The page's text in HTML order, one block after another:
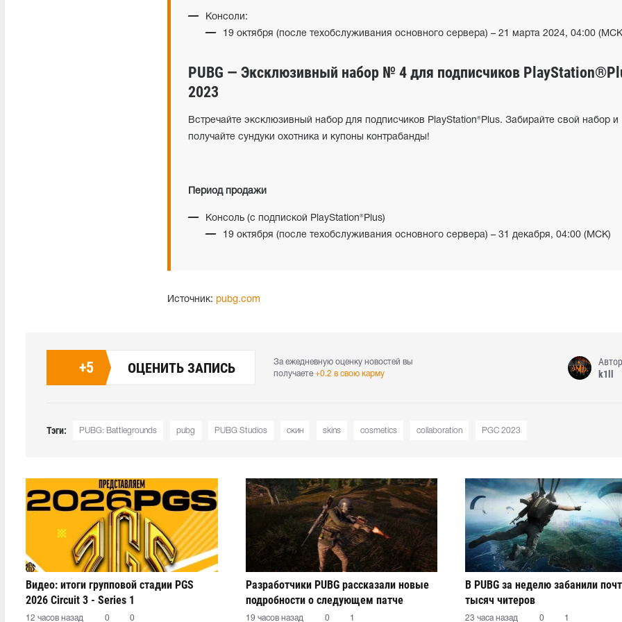
Консоли:
19 октября (после техобслуживания основного сервера) – 21 марта 2024, 04:00
PUBG — Эксклюзивный набор № 4 для подписчиков
2023
Встречайте эксклюзивный набор для подписчиков PlayStation®Plus. Забирайте свой набор и
получайте сундуки охотника и купоны контрабанды!
Период продажи
Консоль (с подпиской PlayStation®Plus)
19 октября (после техобслуживания основного сервера) – 31 декабря, 04:00 (МСК)
Источник: pubg.com
+5 ОЦЕНИТЬ ЗАПИСЬ
За ежедневную оценку новостей вы
получаете +0.2 в свою карму
Автор
k1ll
Тэги: PUBG: Battlegrounds pubg PUBG Studios скин skins cosmetics collaboration PGC 2023
Видео: итоги групповой стадии PGS
2026 Circuit 3 - Series 1
12 часов назад 0 0
Разработчики PUBG рассказали новые
подробности о следующем патче
19 часов назад 0 1
В PUBG за неделю забанили
тысяч читеров
23 часа назад 0 1